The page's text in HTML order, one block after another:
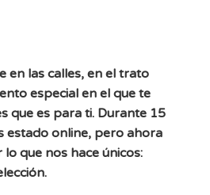
en las calles, en el trato
especial en el que te
que es para ti. Durante 15
estado online, pero ahora
que nos hace únicos: